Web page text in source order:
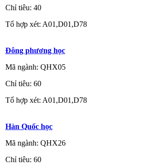
Chỉ tiêu: 40
Tổ hợp xét: A01,D01,D78
Đông phương học
Mã ngành: QHX05
Chỉ tiêu: 60
Tổ hợp xét: A01,D01,D78
Hàn Quốc học
Mã ngành: QHX26
Chỉ tiêu: 60